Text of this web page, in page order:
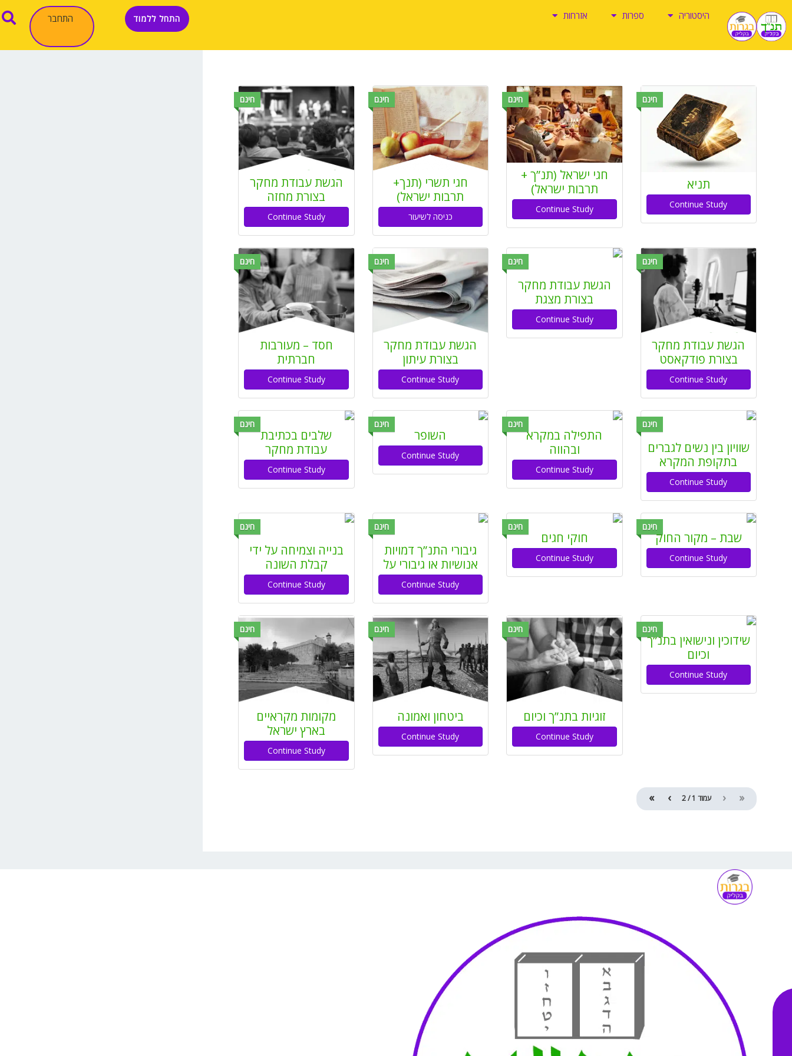
לתוכן
היסטוריה ספרות אזרחות התחל ללמוד התחבר
חינם
תניא
Continue Study
חינם
חגי ישראל (תנ”ך +
תרבות ישראל)
Continue Study
חינם
חגי תשרי (תנך+
תרבות ישראל)
כניסה לשיעור
חינם
הגשת עבודת מחקר
בצורת מחזה
Continue Study
חינם
הגשת עבודת מחקר
בצורת פודקאסט
Continue Study
חינם
הגשת עבודת מחקר
בצורת מצגת
Continue Study
חינם
הגשת עבודת מחקר
בצורת עיתון
Continue Study
חינם
חסד – מעורבות
חברתית
Continue Study
חינם
שוויון בין נשים לגברים
בתקופת המקרא
Continue Study
חינם
התפילה במקרא
ובהווה
Continue Study
חינם
השופר
Continue Study
חינם
שלבים בכתיבת
עבודת מחקר
Continue Study
חינם
שבת – מקור החוק
Continue Study
חינם
חוקי חגים
Continue Study
חינם
גיבורי התנ”ך דמויות
אנושיות או גיבורי על
Continue Study
חינם
בנייה וצמיחה על ידי
קבלת השונה
Continue Study
חינם
שידוכין ונישואין בתנ”ך
וכיום
Continue Study
חינם
זוגיות בתנ”ך וכיום
Continue Study
חינם
ביטחון ואמונה
Continue Study
חינם
מקומות מקראיים
בארץ ישראל
Continue Study
«
‹
›
» עמוד 1
/
2